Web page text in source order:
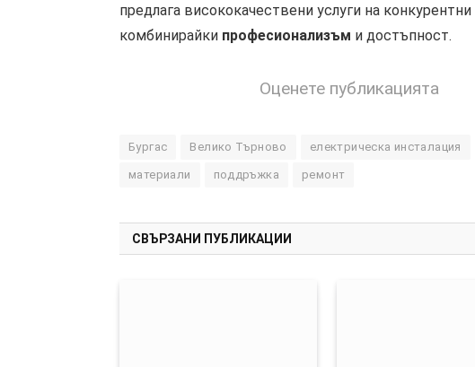
предлага висококачествени услуги на
комбинирайки професионализъм и достъпност.
Оценете публикацията
Бургас Велико Търново електрическа инсталация
материали поддръжка ремонт
СВЪРЗАНИ ПУБЛИКАЦИИ